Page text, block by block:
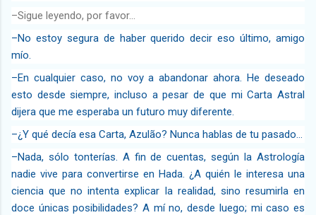
–Sigue leyendo, por favor…
–No estoy segura de haber querido decir eso último, amigo
mío.
–En cualquier caso, no voy a abandonar ahora. He deseado
esto desde siempre, incluso a pesar de que mi Carta Astral
dijera que me esperaba un futuro muy diferente.
–¿Y qué decía esa Carta, Azulão? Nunca hablas de tu pasado…
–Nada, sólo tonterías. A fin de cuentas, según la Astrología
nadie vive para convertirse en Hada. ¿A quién le interesa una
ciencia que no intenta explicar la realidad, sino resumirla en
doce únicas posibilidades? A mí no, desde luego; mi caso es